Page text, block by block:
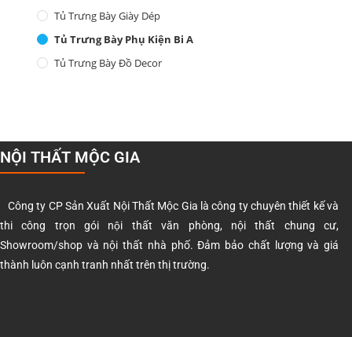
Tủ Trưng Bày Giày Dép
Tủ Trưng Bày Phụ Kiện Bi A
Tủ Trưng Bày Đồ Decor
NỘI THẤT MỘC GIA
Công ty CP Sản Xuất Nội Thất Mộc Gia là công ty chuyên thiết kế và
thi công trọn gói nội thất văn phòng, nội thất chung cư,
Showroom/shop và nội thất nhà phố. Đảm bảo chất lượng và giá
thành luôn cạnh tranh nhất trên thị trường.